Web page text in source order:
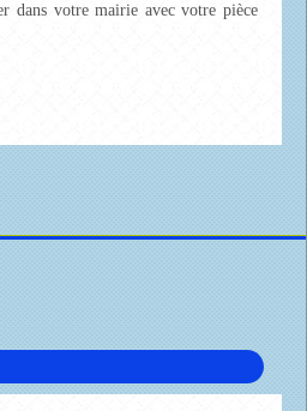
dans votre mairie avec votre pièce